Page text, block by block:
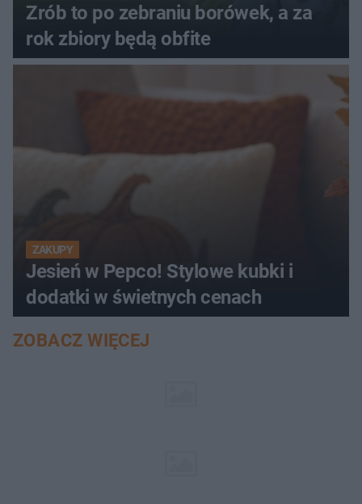
Zrób to po zebraniu borówek, a za
rok zbiory będą obfite
ZAKUPY
Jesień w Pepco! Stylowe kubki i
dodatki w świetnych cenach
ZOBACZ WIĘCEJ